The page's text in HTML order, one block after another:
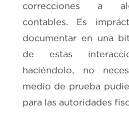
correcciones a
contables. Es
documentar en una
de estas
haciéndolo, no
medio de prueba
para las autoridades